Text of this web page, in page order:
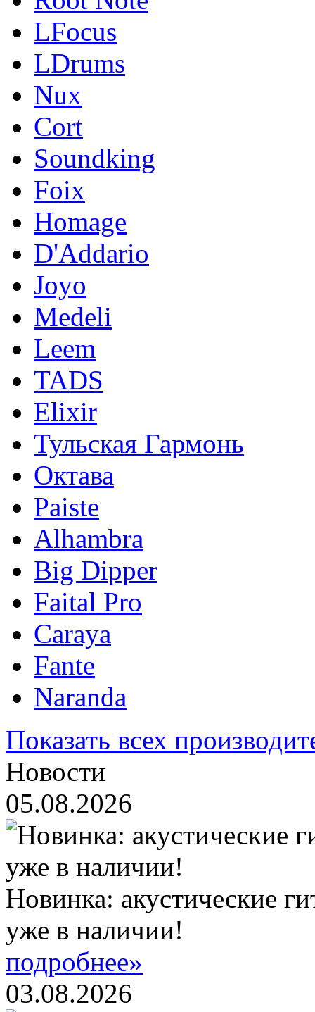
LFocus
LDrums
Nux
Cort
Soundking
Foix
Homage
D'Addario
Joyo
Medeli
Leem
TADS
Elixir
Тульская Гармонь
Октава
Paiste
Alhambra
Big Dipper
Faital Pro
Caraya
Fante
Naranda
Показать всех
Новости
05.08.2026
Новинка: акустические
уже в наличии!
подробнее»
03.08.2026